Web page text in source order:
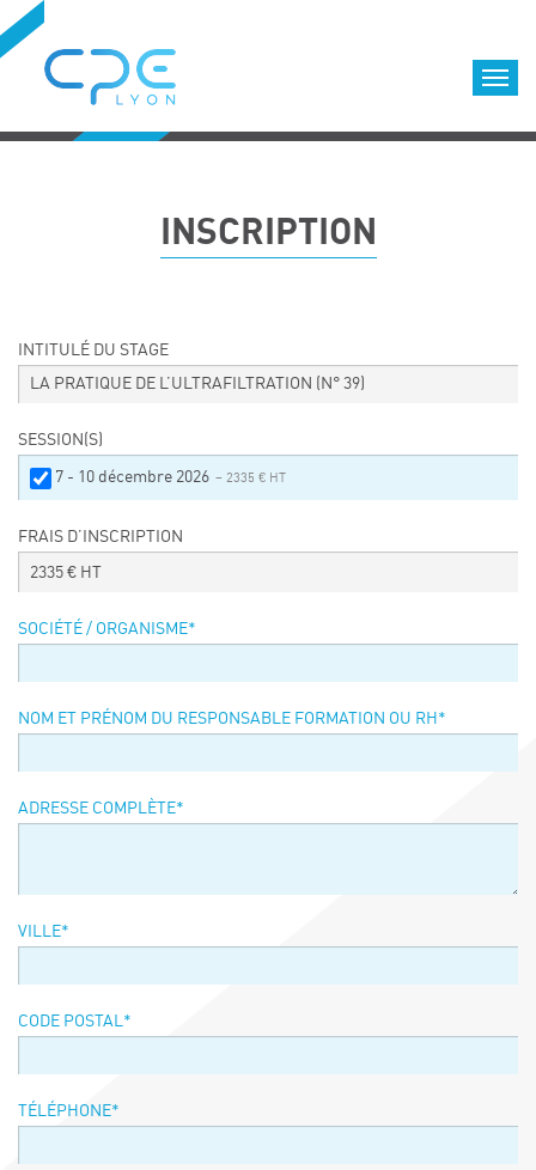
Formations diplômantes
Equipe
Nous choisir
LOCATION DE SALLES DE FORMATION
Nos clients
Événements
sustainability – September 15 and 16, 2026
Contacts
INSCRIPTION
INTITULÉ DU STAGE
LA PRATIQUE DE L’ULTRAFILTRATION (N° 39)
SESSION(S)
7 - 10 décembre 2026 – 2335 € HT
FRAIS D’INSCRIPTION
2335 € HT
SOCIÉTÉ / ORGANISME*
NOM ET PRÉNOM DU RESPONSABLE FORMATION OU RH *
ADRESSE COMPLÈTE*
VILLE*
CODE POSTAL*
TÉLÉPHONE*
Cookies management panel